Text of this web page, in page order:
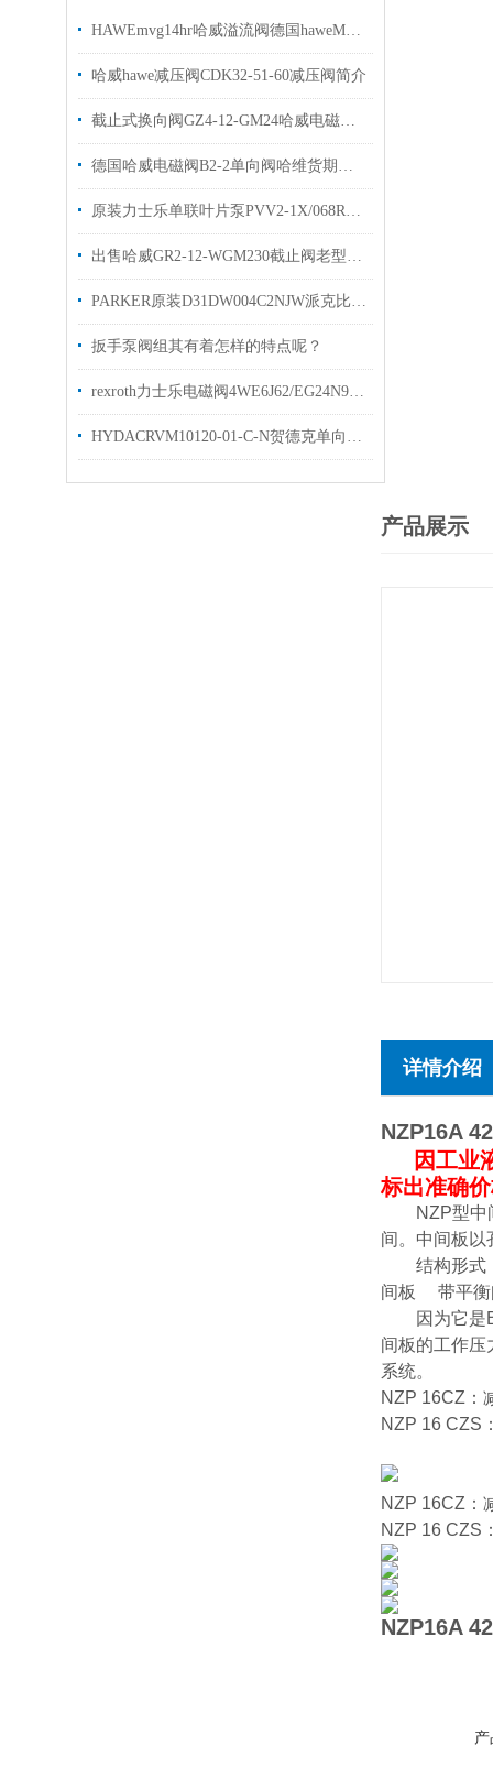
HAWEmvg14hr哈威溢流阀德国haweMVG系列
哈威hawe减压阀CDK32-51-60减压阀简介
截止式换向阀GZ4-12-GM24哈威电磁阀质保一年
德国哈威电磁阀B2-2单向阀哈维货期短欢迎选购
原装力士乐单联叶片泵PVV2-1X/068RA15技术样本
出售哈威GR2-12-WGM230截止阀老型号GR2-1-WG230
PARKER原装D31DW004C2NJW派克比例阀优势出售
扳手泵阀组其有着怎样的特点呢？
rexroth力士乐电磁阀4WE6J62/EG24N9K4两位三通阀
HYDACRVM10120-01-C-N贺德克单向阀现货出售
产品展示
详情介绍
NZP16A
因工业
标出准确
NZP型中
间。中间板以
结构形式
间板 带平衡
因为它是BA
间板的工作压
系统。
NZP 16CZ：
NZP 16 CZS
NZP 16CZ：
NZP 16 CZS
NZP16A